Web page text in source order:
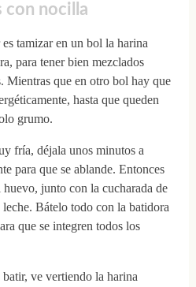
con nocilla
tamizar en un bol la harina
para tener bien mezclados
Mientras que en otro bol hay que
hasta que queden
grumo.
fría, déjala unos minutos a
para que se ablande. Entonces
junto con la cucharada de
Bátelo todo con la batidora
que se integren todos los
ve vertiendo la harina